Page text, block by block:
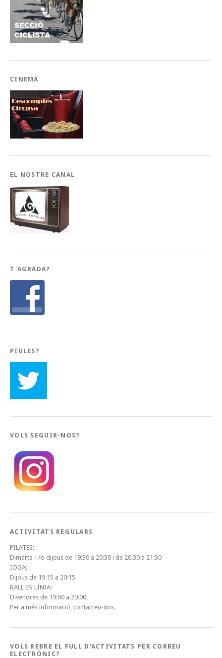
CINEMA
EL NOSTRE CANAL
T'AGRADA?
PIULES?
VOLS SEGUIR-NOS?
ACTIVITATS REGULARS
PILATES:
Dimarts i /o dijous de 19:30 a 20:30 i de 20:30 a 21:30
IOGA:
Dijous de 19:15 a 20:15
BALL EN LÍNIA:
Divendres de 19:00 a 20:00
Per a més informació, contacteu-nos.
VOLS REBRE EL FULL D'ACTIVITATS PER CORREU
ELECTRÒNIC?